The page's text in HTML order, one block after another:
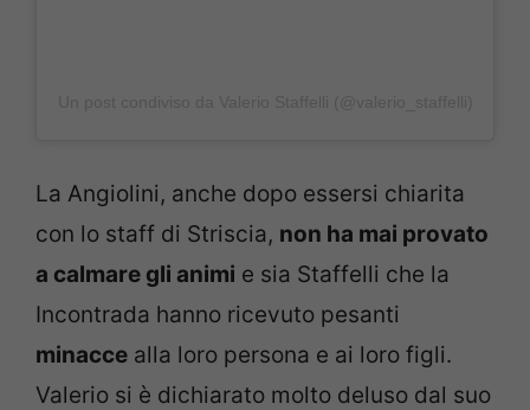
La Angiolini, anche dopo essersi chiarita
con lo staff di Striscia, non ha mai provato
a calmare gli animi e sia Staffelli che la
Incontrada hanno ricevuto pesanti
minacce alla loro persona e ai loro figli.
Valerio si è dichiarato molto deluso dal suo